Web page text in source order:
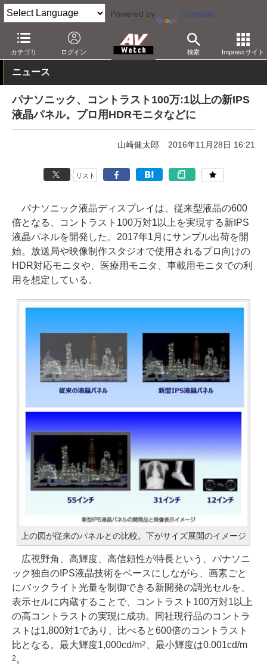
Powered by Translate
カテゴリ ログイン 検索 Impressサイト
AV Watch 動向 技術・デバイス
ニュース
パナソニック、コントラスト100万:1以上の新IPS
液晶パネル。プロ用HDRモニタなどに
山崎健太郎 2016年11月28日 16:21
リスト
パナソニック液晶ディスプレイは、従来型液晶の600
倍となる、コントラスト100万対1以上を実現する新IPS
液晶パネルを開発した。2017年1月にサンプル出荷を開
始。放送局や映像制作スタジオで使用されるプロ向けの
HDR対応モニタや、医療用モニタ、車載用モニタでの利
用を想定している。
上の図が従来のパネルとの比較。下がサイズ展開のイメージ
広視野角、高輝度、高信頼性が特長という、パナソニ
ック独自のIPS液晶技術をベースにしながら、画素ごと
にバックライト光量を制御できる新開発の調光セルを、
表示セルに内蔵することで、コントラスト100万対1以上
の高コントラストの実現に成功。同社現行品のコントラ
ストは1,800対1であり、比べると600倍のコントラスト
比となる。最大輝度1,000cd/m2 、最小輝度は0.001cd/m
2 。